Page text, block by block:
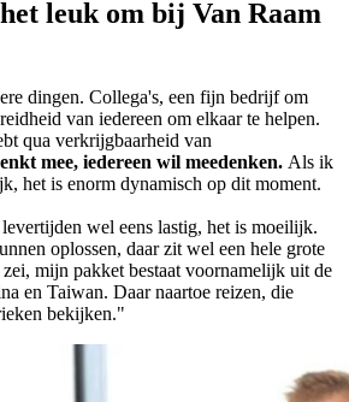
leuk om bij Van Raam
dingen. Collega's, een fijn bedrijf om
van iedereen om elkaar te helpen.
qua verkrijgbaarheid van
mee, iedereen wil meedenken. Als ik
het is enorm dynamisch op dit moment.
wel eens lastig, het is moeilijk.
oplossen, daar zit wel een hele grote
mijn pakket bestaat voornamelijk uit de
en Taiwan. Daar naartoe reizen, die
bekijken."